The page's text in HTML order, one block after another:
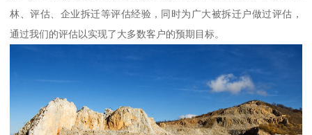
林、评估、企业拆迁等评估经验，同时为广大被拆迁户做过评估，
通过我们的评估以实现了大多数客户的预期目标。